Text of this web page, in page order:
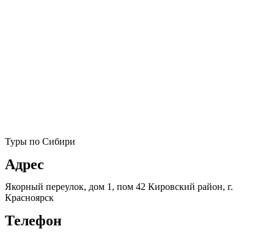
Туры по Сибири
Адрес
Якорный переулок, дом 1, пом 42 Кировский район, г.
Красноярск
Телефон